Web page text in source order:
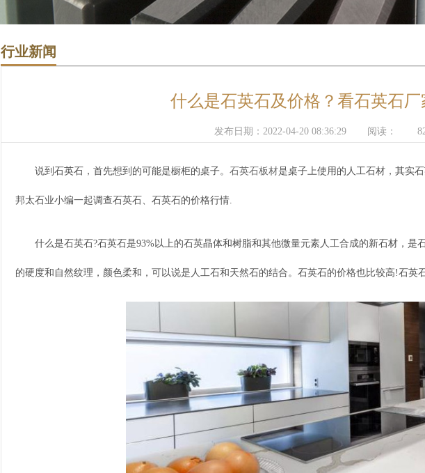
行业新闻
什么是石英石及价格？看石英石厂
发布日期：2022-04-20 08:36:29 阅读：
说到石英石，首先想到的可能是橱柜的桌子。 石英石板材是桌子上使用的人工石材，其实
邦太石业小编一起调查石英石、石英石的价格行情.
什么是石英石?石英石是93%以上的石英晶体和树脂和其他微量元素人工合成的新石材，是
的硬度和自然纹理，颜色柔和，可以说是人工石和天然石的结合。石英石的价格也比较高!石英